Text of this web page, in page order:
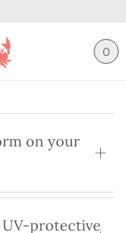
0
on your
UV-protective